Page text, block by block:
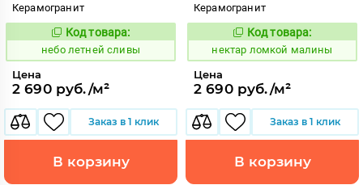
Керамогранит
1115261
Код товара:
небо летней сливы
Цена
2 690 руб./м²
Заказ в 1 клик
В корзину
Керамогранит
1131046
Код товара:
нектар ломкой малины
Цена
2 690 руб./м²
Заказ в 1 клик
В корзину